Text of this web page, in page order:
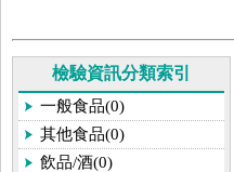
檢驗資訊分類索引
一般食品(0)
其他食品(0)
飲品/酒(0)